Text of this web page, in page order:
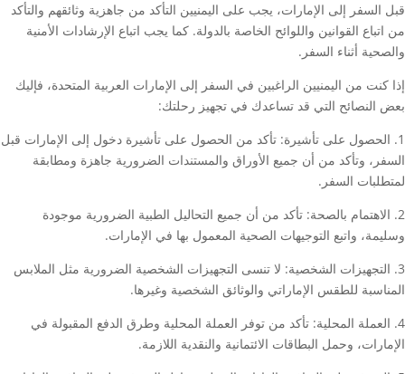
قبل السفر إلى الإمارات، يجب على اليمنيين التأكد من جاهزية وثائقهم والتأكد
من اتباع القوانين واللوائح الخاصة بالدولة. كما يجب اتباع الإرشادات الأمنية
والصحية أثناء السفر.
إذا كنت من اليمنيين الراغبين في السفر إلى الإمارات العربية المتحدة، فإليك
بعض النصائح التي قد تساعدك في تجهيز رحلتك:
1. الحصول على تأشيرة: تأكد من الحصول على تأشيرة دخول إلى الإمارات قبل
السفر، وتأكد من أن جميع الأوراق والمستندات الضرورية جاهزة ومطابقة
لمتطلبات السفر.
2. الاهتمام بالصحة: تأكد من أن جميع التحاليل الطبية الضرورية موجودة
وسليمة، واتبع التوجيهات الصحية المعمول بها في الإمارات.
3. التجهيزات الشخصية: لا تنسى التجهيزات الشخصية الضرورية مثل الملابس
المناسبة للطقس الإماراتي والوثائق الشخصية وغيرها.
4. العملة المحلية: تأكد من توفر العملة المحلية وطرق الدفع المقبولة في
الإمارات، وحمل البطاقات الائتمانية والنقدية اللازمة.